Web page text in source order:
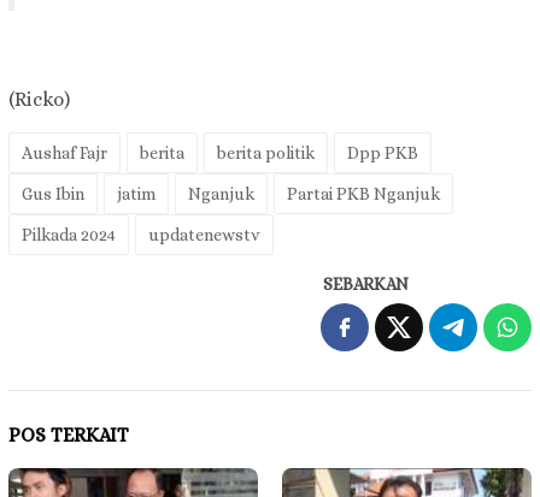
(Ricko)
Aushaf Fajr berita berita politik Dpp PKB
Gus Ibin jatim Nganjuk Partai PKB Nganjuk
Pilkada 2024 updatenewstv
SEBARKAN
POS TERKAIT